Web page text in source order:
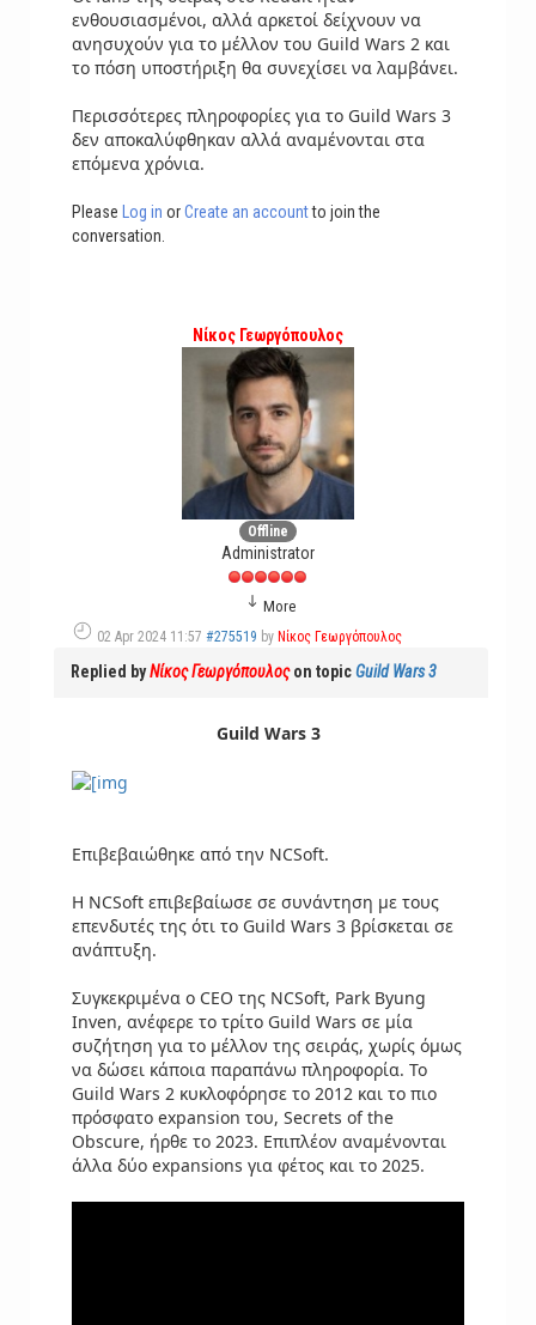
ενθουσιασμένοι, αλλά αρκετοί δείχνουν να
ανησυχούν για το μέλλον του Guild Wars 2 και
το πόση υποστήριξη θα συνεχίσει να λαμβάνει.
Περισσότερες πληροφορίες για το Guild Wars 3
δεν αποκαλύφθηκαν αλλά αναμένονται στα
επόμενα χρόνια.
Please Log in orCreate an accountto join the
conversation.
Νίκος Γεωργόπουλος
Offline
Administrator
More
02 Apr 2024 11:57 #275519 by Νίκος Γεωργόπουλος
Replied byΝίκος Γεωργόπουλοςon topicGuild Wars 3
Guild Wars 3
Επιβεβαιώθηκε από την NCSoft.
Η NCSoft επιβεβαίωσε σε συνάντηση με τους
επενδυτές της ότι το Guild Wars 3 βρίσκεται σε
ανάπτυξη.
Συγκεκριμένα ο CEO της NCSoft, Park Byung
Inven, ανέφερε το τρίτο Guild Wars σε μία
συζήτηση για το μέλλον της σειράς, χωρίς όμως
να δώσει κάποια παραπάνω πληροφορία. Το
Guild Wars 2 κυκλοφόρησε το 2012 και το πιο
πρόσφατο expansion του, Secrets of the
Obscure, ήρθε το 2023. Επιπλέον αναμένονται
άλλα δύο expansions για φέτος και το 2025.